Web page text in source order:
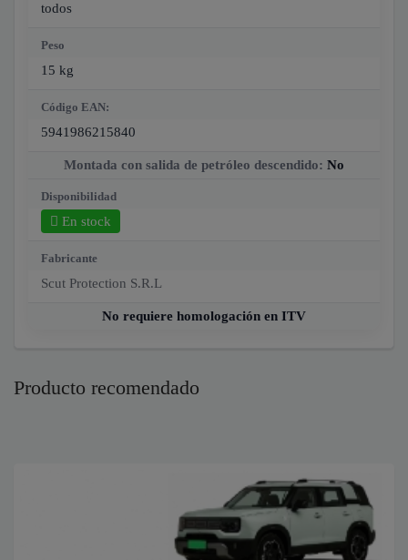
todos
Peso
15 kg
Código EAN:
5941986215840
Montada con salida de petróleo descendido: No
Disponibilidad
En stock
Fabricante
Scut Protection S.R.L
No requiere homologación en ITV
Producto recomendado